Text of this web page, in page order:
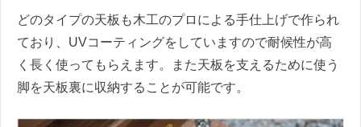
どのタイプの天板も木工のプロによる手仕上げで作られ
ており、UVコーティングをしていますので耐候性が高
く長く使ってもらえます。また天板を支えるために使う
脚を天板裏に収納することが可能です。